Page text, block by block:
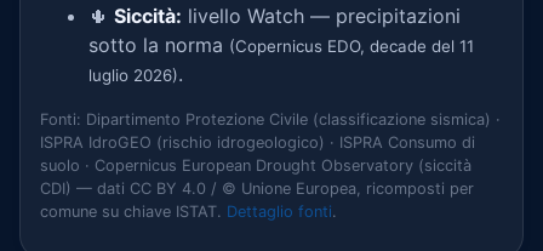
🌵 Siccità: livello Watch — precipitazioni
sotto la norma (Copernicus EDO, decade del 11
luglio 2026).
Fonti: Dipartimento Protezione Civile (classificazione sismica) ·
ISPRA IdroGEO (rischio idrogeologico) · ISPRA Consumo di
suolo · Copernicus European Drought Observatory (siccità
CDI) — dati CC BY 4.0 / © Unione Europea, ricomposti per
comune su chiave ISTAT. Dettaglio fonti.